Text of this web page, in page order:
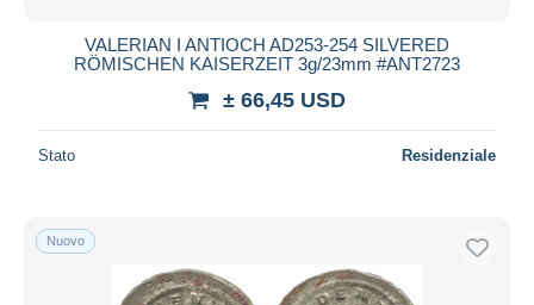
VALERIAN I ANTIOCH AD253-254 SILVERED
RÖMISCHEN KAISERZEIT 3g/23mm #ANT2723
± 66,45 USD
Stato Residenziale
Nuovo